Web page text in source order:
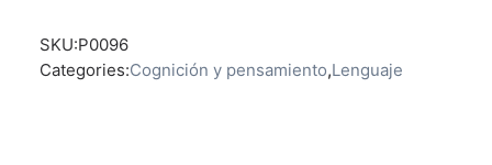
SKU:P0096
Categories:Cognición y pensamiento,Lenguaje